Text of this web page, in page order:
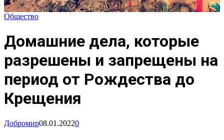
Общество
Домашние дела, которые
разрешены и запрещены на
период от Рождества до
Крещения
Добромир08.01.20220